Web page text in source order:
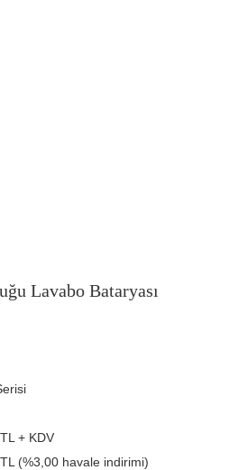
Lavabo Bataryası
+ KDV
(%3,00 havale indirimi)